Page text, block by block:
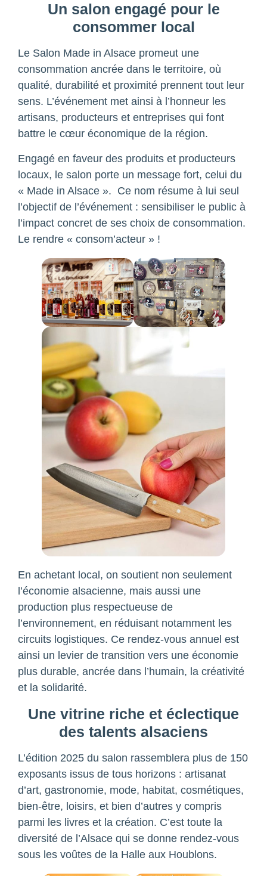
Un salon engagé pour le
consommer local
Le Salon Made in Alsace promeut une
consommation ancrée dans le territoire, où
qualité, durabilité et proximité prennent tout leur
sens. L’événement met ainsi à l’honneur les
artisans, producteurs et entreprises qui font
battre le cœur économique de la région.
Engagé en faveur des produits et producteurs
locaux, le salon porte un message fort, celui du
« Made in Alsace ». Ce nom résume à lui seul
l’objectif de l’événement : sensibiliser le public à
l’impact concret de ses choix de consommation.
Le rendre « consom’acteur » !
En achetant local, on soutient non seulement
l’économie alsacienne, mais aussi une
production plus respectueuse de
l’environnement, en réduisant notamment les
circuits logistiques. Ce rendez-vous annuel est
ainsi un levier de transition vers une économie
plus durable, ancrée dans l’humain, la créativité
et la solidarité.
Une vitrine riche et éclectique
des talents alsaciens
L’édition 2025 du salon rassemblera plus de 150
exposants issus de tous horizons : artisanat
d’art, gastronomie, mode, habitat, cosmétiques,
bien-être, loisirs, et bien d’autres y compris
parmi les livres et la création. C’est toute la
diversité de l’Alsace qui se donne rendez-vous
sous les voûtes de la Halle aux Houblons.